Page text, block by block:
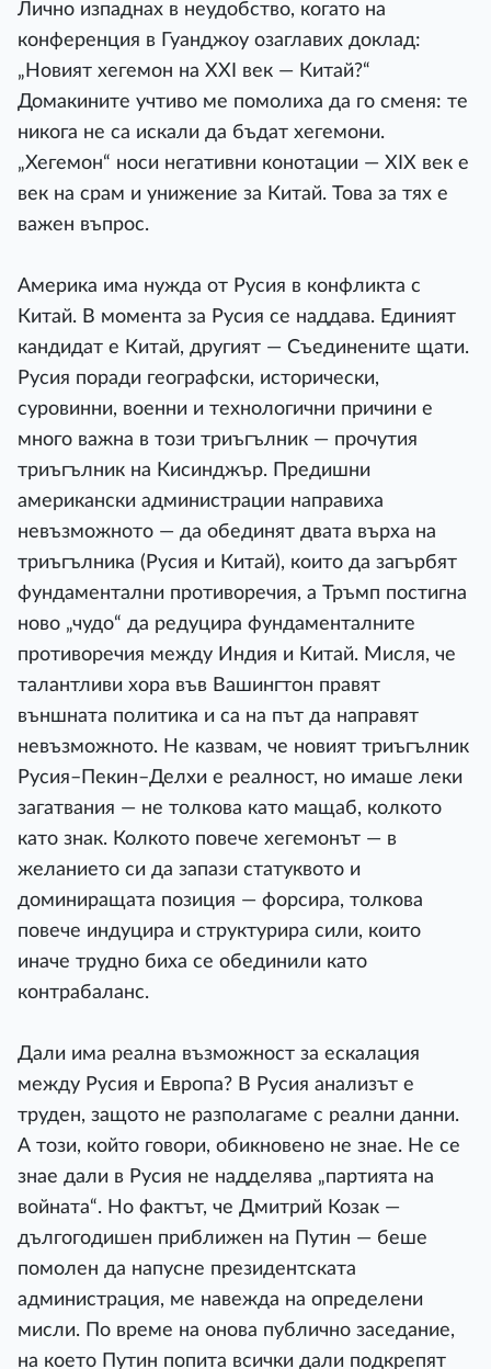
Лично изпаднах в неудобство, когато на
конференция в Гуанджоу озаглавих доклад:
„Новият хегемон на XXI век — Китай?“
Домакините учтиво ме помолиха да го сменя: те
никога не са искали да бъдат хегемони.
„Хегемон“ носи негативни конотации — XIX век е
век на срам и унижение за Китай. Това за тях е
важен въпрос.
Америка има нужда от Русия в конфликта с
Китай. В момента за Русия се наддава. Единият
кандидат е Китай, другият — Съединените щати.
Русия поради географски, исторически,
суровинни, военни и технологични причини е
много важна в този триъгълник — прочутия
триъгълник на Кисинджър. Предишни
американски администрации направиха
невъзможното — да обединят двата върха на
триъгълника (Русия и Китай), които да загърбят
фундаментални противоречия, а Тръмп постигна
ново „чудо“ да редуцира фундаменталните
противоречия между Индия и Китай. Мисля, че
талантливи хора във Вашингтон правят
външната политика и са на път да направят
невъзможното. Не казвам, че новият триъгълник
Русия–Пекин–Делхи е реалност, но имаше леки
загатвания — не толкова като мащаб, колкото
като знак. Колкото повече хегемонът — в
желанието си да запази статуквото и
доминиращата позиция — форсира, толкова
повече индуцира и структурира сили, които
иначе трудно биха се обединили като
контрабаланс.
Дали има реална възможност за ескалация
между Русия и Европа? В Русия анализът е
труден, защото не разполагаме с реални данни.
А този, който говори, обикновено не знае. Не се
знае дали в Русия не надделява „партията на
войната“. Но фактът, че Дмитрий Козак —
дългогодишен приближен на Путин — беше
помолен да напусне президентската
администрация, ме навежда на определени
мисли. По време на онова публично заседание,
на което Путин попита всички дали подкрепят